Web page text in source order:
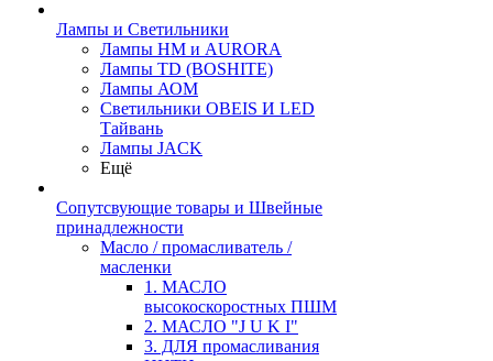
Лампы и Светильники
Лампы HM и AURORA
Лампы TD (BOSHITE)
Лампы АОМ
Светильники OBEIS И LED
Тайвань
Лампы JACK
Ещё
Сопутсвующие товары и Швейные
принадлежности
Масло / промасливатель /
масленки
1. МАСЛО
высокоскоростных ПШМ
2. МАСЛО "J U K I"
3. ДЛЯ промасливания